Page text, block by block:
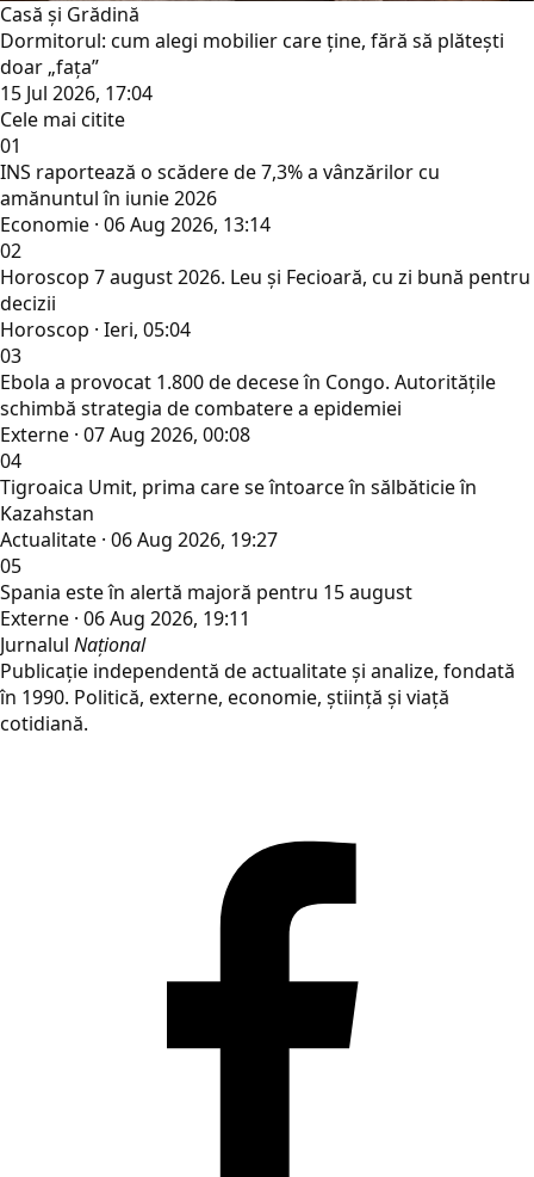
Casă și Grădină
Dormitorul: cum alegi mobilier care ține, fără să plătești
doar „fața”
15 Jul 2026, 17:04
Cele mai citite
01
INS raportează o scădere de 7,3% a vânzărilor cu
amănuntul în iunie 2026
Economie · 06 Aug 2026, 13:14
02
Horoscop 7 august 2026. Leu și Fecioară, cu zi bună pentru
decizii
Horoscop · Ieri, 05:04
03
Ebola a provocat 1.800 de decese în Congo. Autoritățile
schimbă strategia de combatere a epidemiei
Externe · 07 Aug 2026, 00:08
04
Tigroaica Umit, prima care se întoarce în sălbăticie în
Kazahstan
Actualitate · 06 Aug 2026, 19:27
05
Spania este în alertă majoră pentru 15 august
Externe · 06 Aug 2026, 19:11
Jurnalul Național
Publicație independentă de actualitate și analize, fondată
în 1990. Politică, externe, economie, știință și viață
cotidiană.